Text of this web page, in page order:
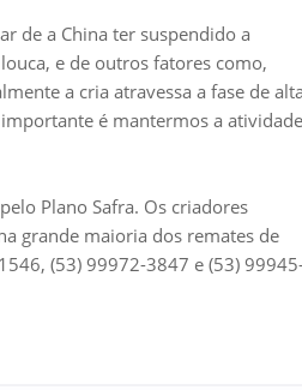
de a China ter suspendido a
e de outros fatores como,
a cria atravessa a fase de
é mantermos a atividade
Plano Safra. Os criadores
grande maioria dos remates de
(53) 99972-3847 e (53)